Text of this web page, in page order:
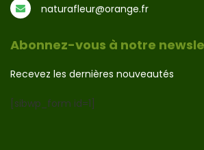
naturafleur@orange.fr
Abonnez-vous à notre
Recevez les dernières nouveautés
[sibwp_form id=1]